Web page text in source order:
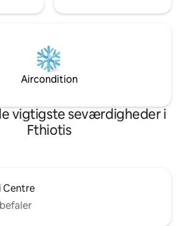
Aircondition
vigtigste seværdigheder i
Fthiotis
Centre